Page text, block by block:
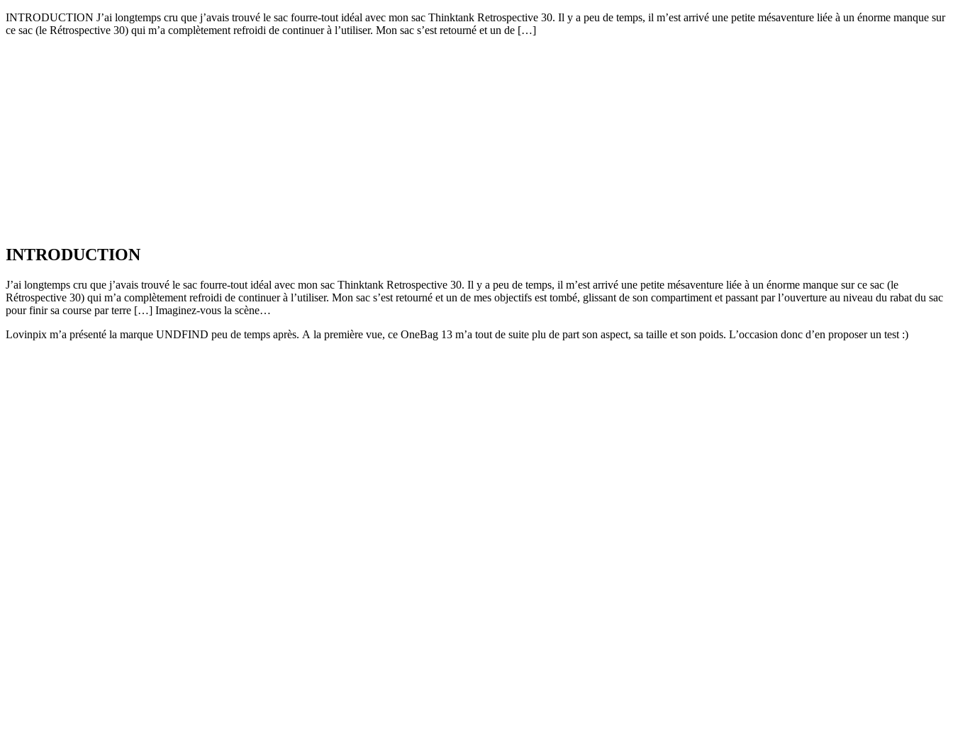
INTRODUCTION J’ai longtemps cru que j’avais trouvé le sac fourre-tout idéal avec mon sac Thinktank Retrospective 30. Il y a peu de temps, il m’est arrivé une petite mésaventure liée à un énorme manque sur
ce sac (le Rétrospective 30) qui m’a complètement refroidi de continuer à l’utiliser. Mon sac s’est retourné et un de […]
INTRODUCTION
J’ai longtemps cru que j’avais trouvé le sac fourre-tout idéal avec mon sac Thinktank Retrospective 30. Il y a peu de temps, il m’est arrivé une petite mésaventure liée à un énorme manque sur ce sac (le
Rétrospective 30) qui m’a complètement refroidi de continuer à l’utiliser. Mon sac s’est retourné et un de mes objectifs est tombé, glissant de son compartiment et passant par l’ouverture au niveau du rabat du sac
pour finir sa course par terre […] Imaginez-vous la scène…
Lovinpix m’a présenté la marque UNDFIND peu de temps après. A la première vue, ce OneBag 13 m’a tout de suite plu de part son aspect, sa taille et son poids. L’occasion donc d’en proposer un test :)